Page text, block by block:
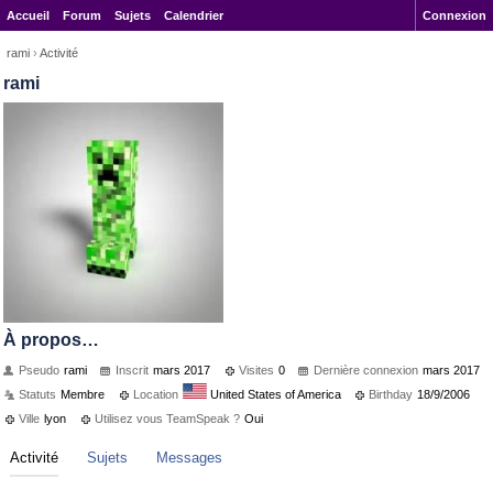
Accueil Forum Sujets Calendrier Connexion
rami › Activité
rami
À propos…
Pseudo rami Inscrit mars 2017 Visites 0 Dernière connexion mars 2017
Statuts Membre Location United States of America Birthday 18/9/2006
Ville lyon Utilisez vous TeamSpeak ? Oui
Activité Sujets Messages